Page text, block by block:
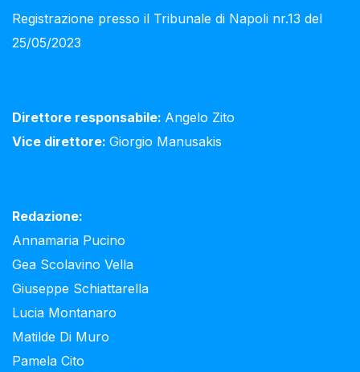
Registrazione presso il Tribunale di Napoli nr.13 del
25/05/2023
Direttore responsabile: Angelo Zito
Vice direttore: Giorgio Manusakis
Redazione:
Annamaria Pucino
Gea Scolavino Vella
Giuseppe Schiattarella
Lucia Montanaro
Matilde Di Muro
Pamela Cito